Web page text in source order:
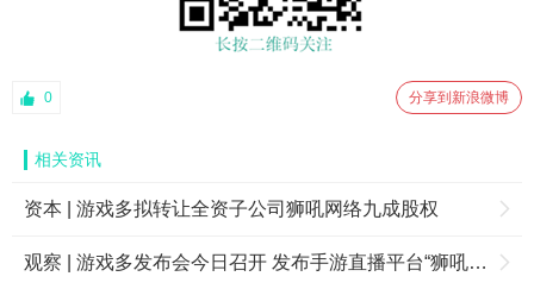
0 分享到新浪微博
相关资讯
资本 | 游戏多拟转让全资子公司狮吼网络九成股权
观察 | 游戏多发布会今日召开 发布手游直播平台“狮吼TV”